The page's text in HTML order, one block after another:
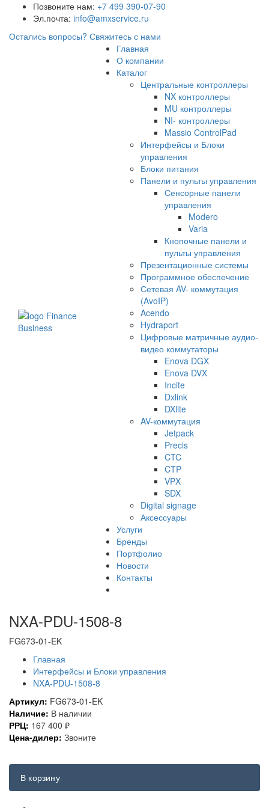
Позвоните нам: +7 499 390-07-90
Эл.почта: info@amxservice.ru
Остались вопросы? Свяжитесь с нами
Главная
О компании
Каталог
Центральные контроллеры
NX контроллеры
MU контроллеры
NI- контроллеры
Massio ControlPad
Интерфейсы и Блоки
управления
Блоки питания
Панели и пульты управления
Сенсорные панели
управления
Modero
Varia
Кнопочные панели и
пульты управления
Презентационные системы
Программное обеспечение
Сетевая AV- коммутация
(AvoIP)
Acendo
Hydraport
Цифровые матричные аудио-
видео коммутаторы
Enova DGX
Enova DVX
Incite
Dxlink
DXlite
AV-коммутация
Jetpack
Precis
CTC
CTP
VPX
SDX
Digital signage
Аксессуары
Услуги
Бренды
Портфолио
Новости
Контакты
NXA-PDU-1508-8
FG673-01-EK
Главная
Интерфейсы и Блоки управления
NXA-PDU-1508-8
Артикул: FG673-01-EK
Наличие: В наличии
РРЦ: 167 400 ₽
Цена-дилер: Звоните
В корзину